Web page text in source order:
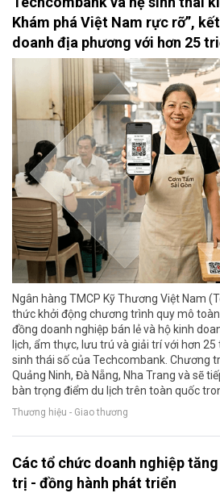
Khám phá Việt Nam rực rỡ”,
doanh địa phương với hơn 25
Ngân hàng TMCP Kỹ Thương Việt Nam
thức khởi động chương trình quy mô
đồng doanh nghiệp bán lẻ và hộ kinh
lịch, ẩm thực, lưu trú và giải trí với hơn
sinh thái số của Techcombank. Chương
Quảng Ninh, Đà Nẵng, Nha Trang và sẽ
bàn trọng điểm du lịch trên toàn quốc
Thương hiệu - Giao thương
Các tổ chức doanh nghiệp
trị - đồng hành phát triển